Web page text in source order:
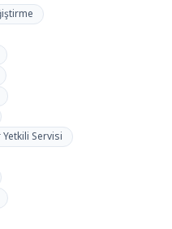
Servisi